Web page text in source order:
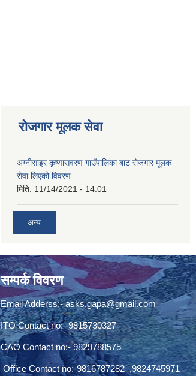
रोजगार मूलक सेवा
अग्नीसाइर कृष्णासवरण गाउँपालिका बाट रोजगार मूलक
सेवा लिएको विवरण
मिति: 11/14/2021 - 14:01
अन्य
सम्पर्क विवरण
Email Adderss:-asks.gapa@gmail.com
ITO Contact no:- 9815730327
CAO Contact no:- 9829788575
Office Contact no:-9816787282 ,9824745971